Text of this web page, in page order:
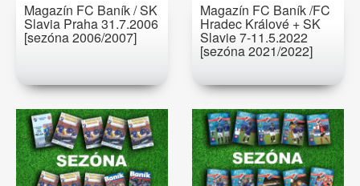
Magazín FC Baník / SK
Slavia Praha 31.7.2006
[sezóna 2006/2007]
Magazín FC Baník /FC
Hradec Králové + SK
Slavie 7-11.5.2022
[sezóna 2021/2022]